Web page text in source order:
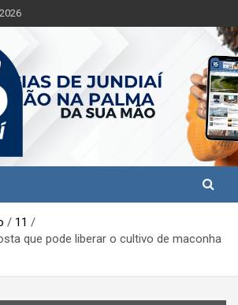
Jundiaí
da sua mão!
11
que pode liberar o cultivo de maconha